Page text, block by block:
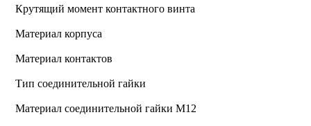
Крутящий момент контактного винта
Материал корпуса
Материал контактов
Тип соединительной гайки
Материал соединительной гайки M12